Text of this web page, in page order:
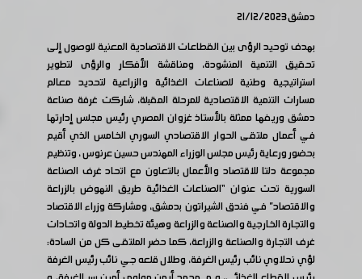
دمشق 21/12/2023
بهدف توحيد الرؤى بين القطاعات الاقتصادية المعنية للوصول إلى
تحقيق التنمية المنشودة، ومناقشة الأفكار والرؤى لتطوير
استراتيجية وطنية للصناعات الغذائية والزراعية لتحديد معالم
مسارات التنمية الاقتصادية للمرحلة المقبلة، شاركت غرفة صناعة
دمشق وريفها ممثلة بالأستاذ غزوان المصري رئيس مجلس إدارتها
في أعمال ملتقى الحوار الاقتصادي السوري الخامس الذي أقيم
بحضور ورعاية رئيس مجلس الوزراء المهندس حسين عرنوس ، وتنظيم
مجموعة دلتا للاقتصاد والأعمال بالتعاون مع اتحاد غرف الصناعة
السورية تحت عنوان “الصناعات الغذائية طريق النهوض بالزراعة
والاقتصاد” في فندق الشيراتون بدمشق، ومشاركة وزراء الاقتصاد
والتجارة الخارجية والصناعة والزراعة وهيئة تخطيط الدولة واتحادات
غرف التجارة والصناعة والزراعة، كما حضر الملتقى كل من السادة:
لؤي نحلاوي نائب رئيس الغرفة، وطلال قلعه جي نائب رئيس الغرفة